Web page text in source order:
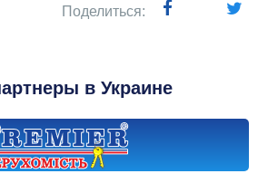
Поделиться:
в Украине